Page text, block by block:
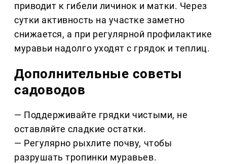
приводит к гибели личинок и матки. Через
сутки активность на участке заметно
снижается, а при регулярной профилактике
муравьи надолго уходят с грядок и теплиц.
Дополнительные советы
садоводов
— Поддерживайте грядки чистыми, не
оставляйте сладкие остатки.
— Регулярно рыхлите почву, чтобы
разрушать тропинки муравьев.